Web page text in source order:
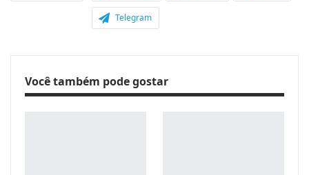
Telegram
Você também pode gostar